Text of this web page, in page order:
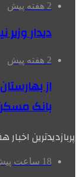
2 هفته پیش
دیدار
2 هفته پیش
از
بانک
پربازدیدترین اخبار
18 ساعت پیش